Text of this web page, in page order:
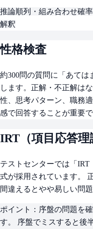
推論順列・組み合わせ確率
解釈
性格検査
約300問の質問に「あて
します。正解・不正解は
性、思考パターン、職務
感で回答することが重要で
IRT（項目応答理
テストセンターでは「IRT
式が採用されています。
間違えるとやや易しい問
ポイント： 序盤の問題を
す。 序盤でミスすると後